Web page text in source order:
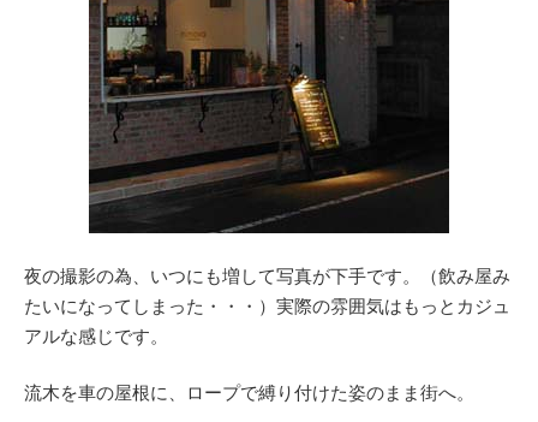
夜の撮影の為、いつにも増して写真が下手です。（飲み屋み
たいになってしまった・・・）実際の雰囲気はもっとカジュ
アルな感じです。
流木を車の屋根に、ロープで縛り付けた姿のまま街へ。